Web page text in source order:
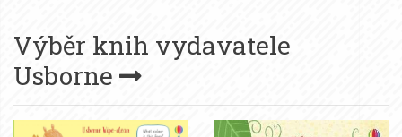
Výběr knih vydavatele
Usborne